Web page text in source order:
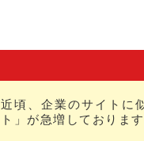
近頃、企業のサイトに
ト」が急増しておりま